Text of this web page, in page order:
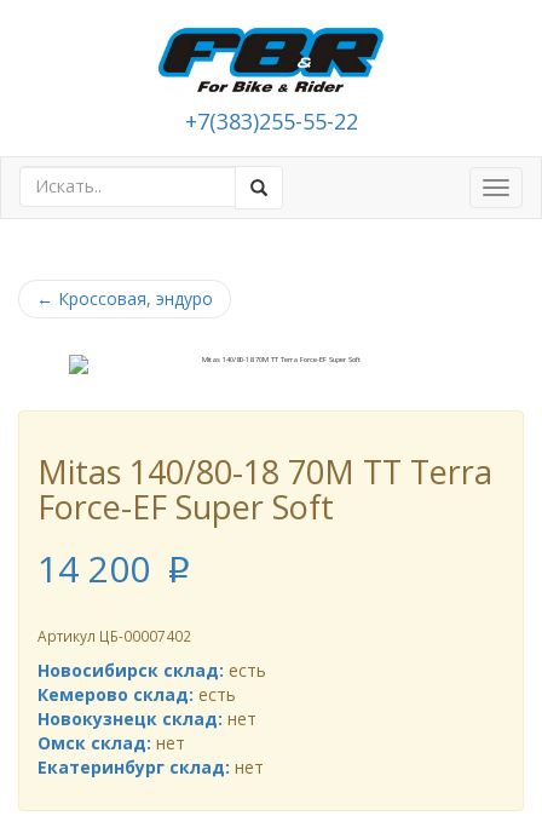
+7(383)255-55-22
← Кроссовая, эндуро
Mitas 140/80-18 70M TT Terra
Force-EF Super Soft
14 200 p
Артикул ЦБ-00007402
Новосибирск склад: есть
Кемерово склад: есть
Новокузнецк склад: нет
Омск склад: нет
Екатеринбург склад: нет